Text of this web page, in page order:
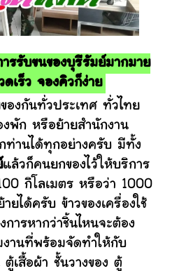
รรับขนของบุรีรัมย์มากมาย
เร็ว จองคิวก็ง่าย
นทั่วประเทศ ทั่วไทย
พัก หรือย้ายสำนักงาน
ท่านได้ทุกอย่างครับ มีทั้ง
แล้วก็คนยกของไว้ให้บริการ
กิโลเมตร หรือว่า 1000
ยได้ครับ ข้าวของเครื่องใช้
ารหากว่าชิ้นไหนจะต้อง
านที่พร้อมจัดทำให้กับ
เสื้อผ้า ชั้นวางของ ตู้